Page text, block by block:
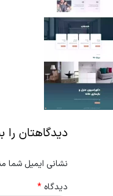
دیدگاهتان را
نشانی ایمیل شما
دیدگاه *